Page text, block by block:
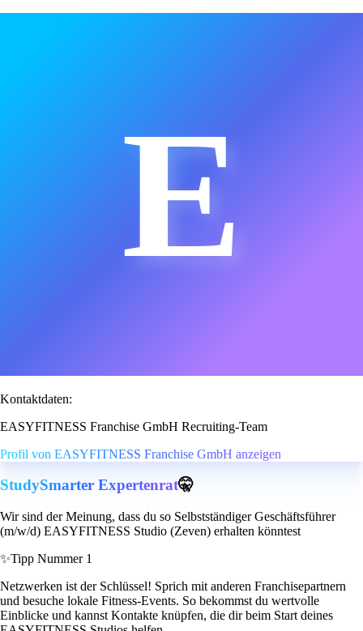
E
Kontaktdaten:
EASYFITNESS Franchise GmbH Recruiting-Team
Profil von EASYFITNESS Franchise GmbH anzeigen
StudySmarter Expertenrat🤫
Wir sind der Meinung, dass du so Selbstständiger Geschäftsführer
(m/w/d) EASYFITNESS Studio (Zeven) erhalten könntest
✨Tipp Nummer 1
Netzwerken ist der Schlüssel! Sprich mit anderen Franchisepartnern
und besuche lokale Fitness-Events. So bekommst du wertvolle
Einblicke und kannst Kontakte knüpfen, die dir beim Start deines